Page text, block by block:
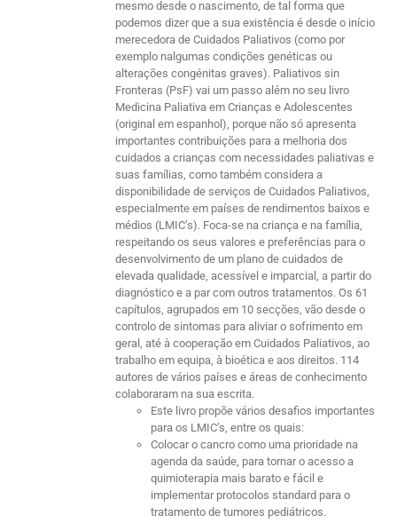
mesmo desde o nascimento, de tal forma que
podemos dizer que a sua existência é desde o início
merecedora de Cuidados Paliativos (como por
exemplo nalgumas condições genéticas ou
alterações congénitas graves). Paliativos sin
Fronteras (PsF) vai um passo além no seu livro
Medicina Paliativa em Crianças e Adolescentes
(original em espanhol), porque não só apresenta
importantes contribuições para a melhoria dos
cuidados a crianças com necessidades paliativas e
suas famílias, como também considera a
disponibilidade de serviços de Cuidados Paliativos,
especialmente em países de rendimentos baixos e
médios (LMIC’s). Foca-se na criança e na família,
respeitando os seus valores e preferências para o
desenvolvimento de um plano de cuidados de
elevada qualidade, acessível e imparcial, a partir do
diagnóstico e a par com outros tratamentos. Os 61
capítulos, agrupados em 10 secções, vão desde o
controlo de sintomas para aliviar o sofrimento em
geral, até à cooperação em Cuidados Paliativos, ao
trabalho em equipa, à bioética e aos direitos. 114
autores de vários países e áreas de conhecimento
colaboraram na sua escrita.
Este livro propõe vários desafios importantes
para os LMIC’s, entre os quais:
Colocar o cancro como uma prioridade na
agenda da saúde, para tornar o acesso a
quimioterapia mais barato e fácil e
implementar protocolos standard para o
tratamento de tumores pediátricos.